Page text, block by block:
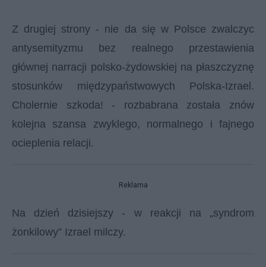
Z drugiej strony - nie da się w Polsce zwalczyc
antysemityzmu bez realnego przestawienia
głównej narracji polsko-żydowskiej na płaszczyznę
stosunków międzypaństwowych Polska-Izrael.
C holernie szkoda! - rozbabrana została znów
kolejna szansa zwyklego, normalnego i fajnego
ocieplenia relacji.
Reklama
Na dzień dzisiejszy - w reakcji na „syndrom
żonkilowy” Izrael milczy.